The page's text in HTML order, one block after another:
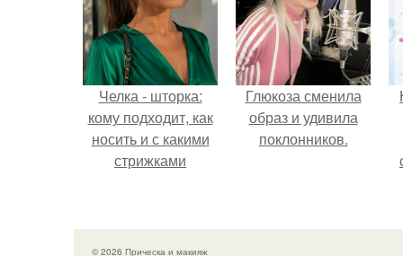
Челка - шторка:
кому подходит, как
носить и с какими
стрижками
Глюкоза сменила
образ и удивила
поклонников.
© 2026 Прическа и макияж